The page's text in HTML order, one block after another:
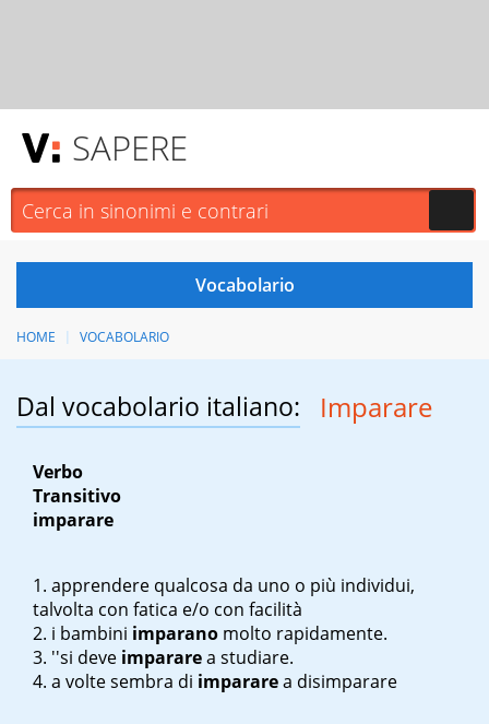
SAPERE
HOME VOCABOLARIO
Dal vocabolario italiano: Imparare
Verbo
Transitivo
imparare
apprendere qualcosa da uno o più individui,
talvolta con fatica e/o con facilità
i bambini imparano molto rapidamente.
''si deve impararea studiare.
a volte sembra di impararea disimparare